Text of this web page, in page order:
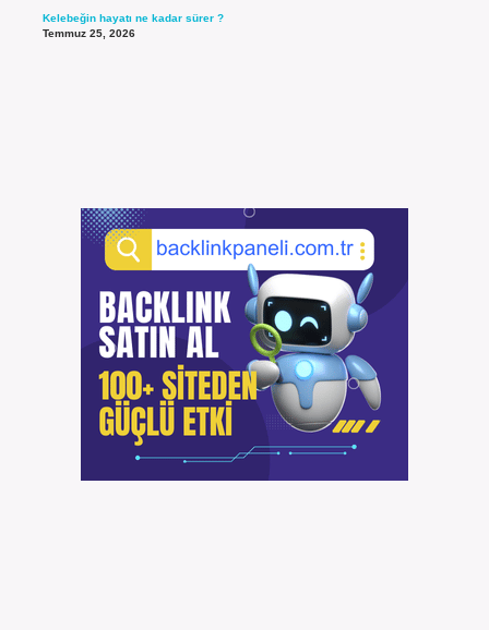
Kelebeğin hayatı ne kadar sürer ?
Temmuz 25, 2026